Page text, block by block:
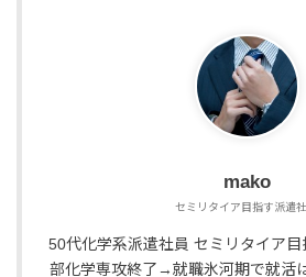
mako
セミリタイア目指す派遣
50代化学系派遣社員 セミリタイア
部化学専攻終了→就職氷河期で就活